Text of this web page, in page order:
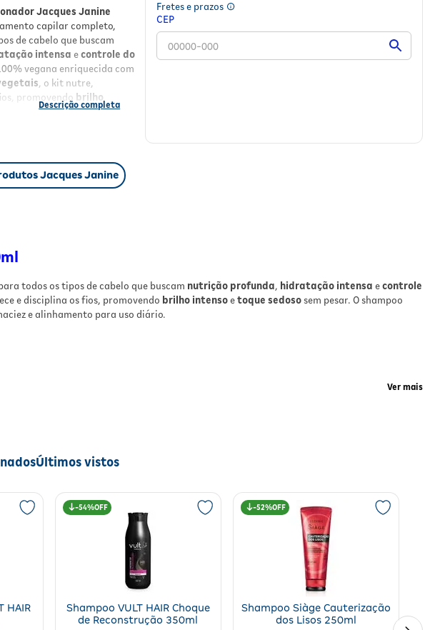
Jacques Janine
capilar completo,
de cabelo que buscam
intensa econtrole do
vegana enriquecida com
, o kit nutre,
promovendo brilho
sem pesar. O shampoo limpa
os fios;
do frizz
de sulfatos, parabenos,
imediata, sem pesar os
os cabelos molhados e
espuma;
repita a aplicação;
do comprimento às
minutos e enxágue
mais intensos, utilize
capilar da linha.
Fretes e prazos
CEP
Jacques Janine
todos os tipos de cabelo que buscam nutrição profunda, hidratação intensa econtrole
e disciplina os fios, promovendo brilho intensoetoque sedososem pesar. O shampoo
e alinhamento para uso diário.
desde a primeira aplicação.
Ver mais
Últimos vistos
HAIR
54%
Shampoo VULT HAIR Choque
de Reconstrução 350ml
52%
Shampoo Siàge Cauterização
dos Lisos 250ml